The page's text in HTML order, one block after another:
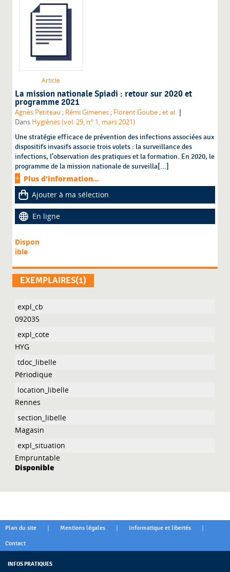
Article
La mission nationale Spiadi : retour sur 2020 et
programme 2021
Agnès Petiteau ; Rémi Gimenes ; Florent Goube ;et al. |
Dans Hygiènes (vol. 29, n° 1, mars 2021)
Une stratégie efficace de prévention des infections associées aux
dispositifs invasifs associe trois volets : la surveillance des
infections, l’observation des pratiques et la formation. En 2020, le
programme de la mission nationale de surveilla[...]
Plus d'information...
Ajouter à ma sélection
En ligne
Dispon
ible
EXEMPLAIRES(1)
092035
HYG
Périodique
Rennes
Magasin
Empruntable
Disponible
Plan du site | Mentions légales | Informatique et libertés |
Contact
INFOS PRATIQUES